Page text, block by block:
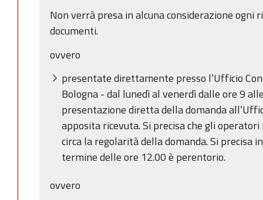
Non verrà presa in alcuna considerazione ogni
documenti.
ovvero
presentate direttamente presso l’Ufficio
Bologna - dal lunedì al venerdì dalle ore 9
presentazione diretta della domanda
apposita ricevuta. Si precisa che gli
circa la regolarità della domanda. Si precisa
termine delle ore 12.00 è perentorio.
ovvero